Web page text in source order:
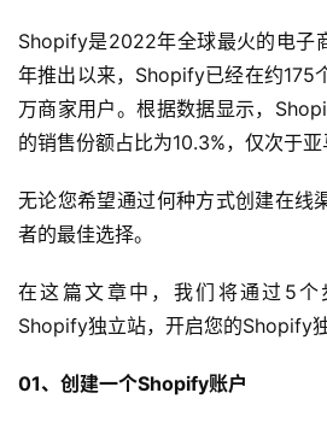
Shopify是2022年全球最火的电子
年推出以来，Shopify已经在约175
万商家用户。根据数据显示，
的销售份额占比为10.3%，仅次于亚
无论您希望通过何种方式创建在线
者的最佳选择。
在这篇文章中，我们将通过5
Shopify独立站，开启您的Shopify独
01、创建一个Shopify账户